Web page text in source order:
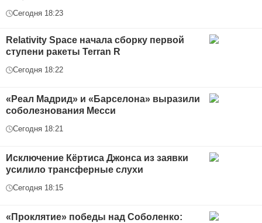
Сегодня 18:23
Relativity Space начала сборку первой
ступени ракеты Terran R
Сегодня 18:22
«Реал Мадрид» и «Барселона» выразили
соболезнования Месси
Сегодня 18:21
Исключение Кёртиса Джонса из заявки
усилило трансферные слухи
Сегодня 18:15
«Проклятие» победы над Соболенко: